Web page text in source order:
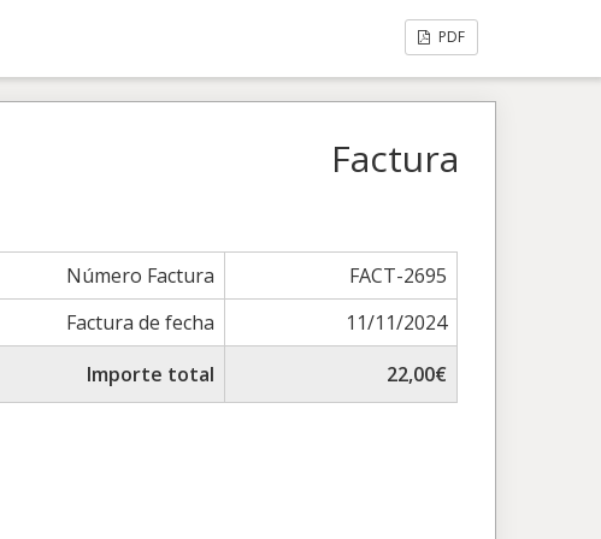
PDF
Factura
Número Factura
FACT-2695
Factura de fecha
11/11/2024
Importe total
22,00€